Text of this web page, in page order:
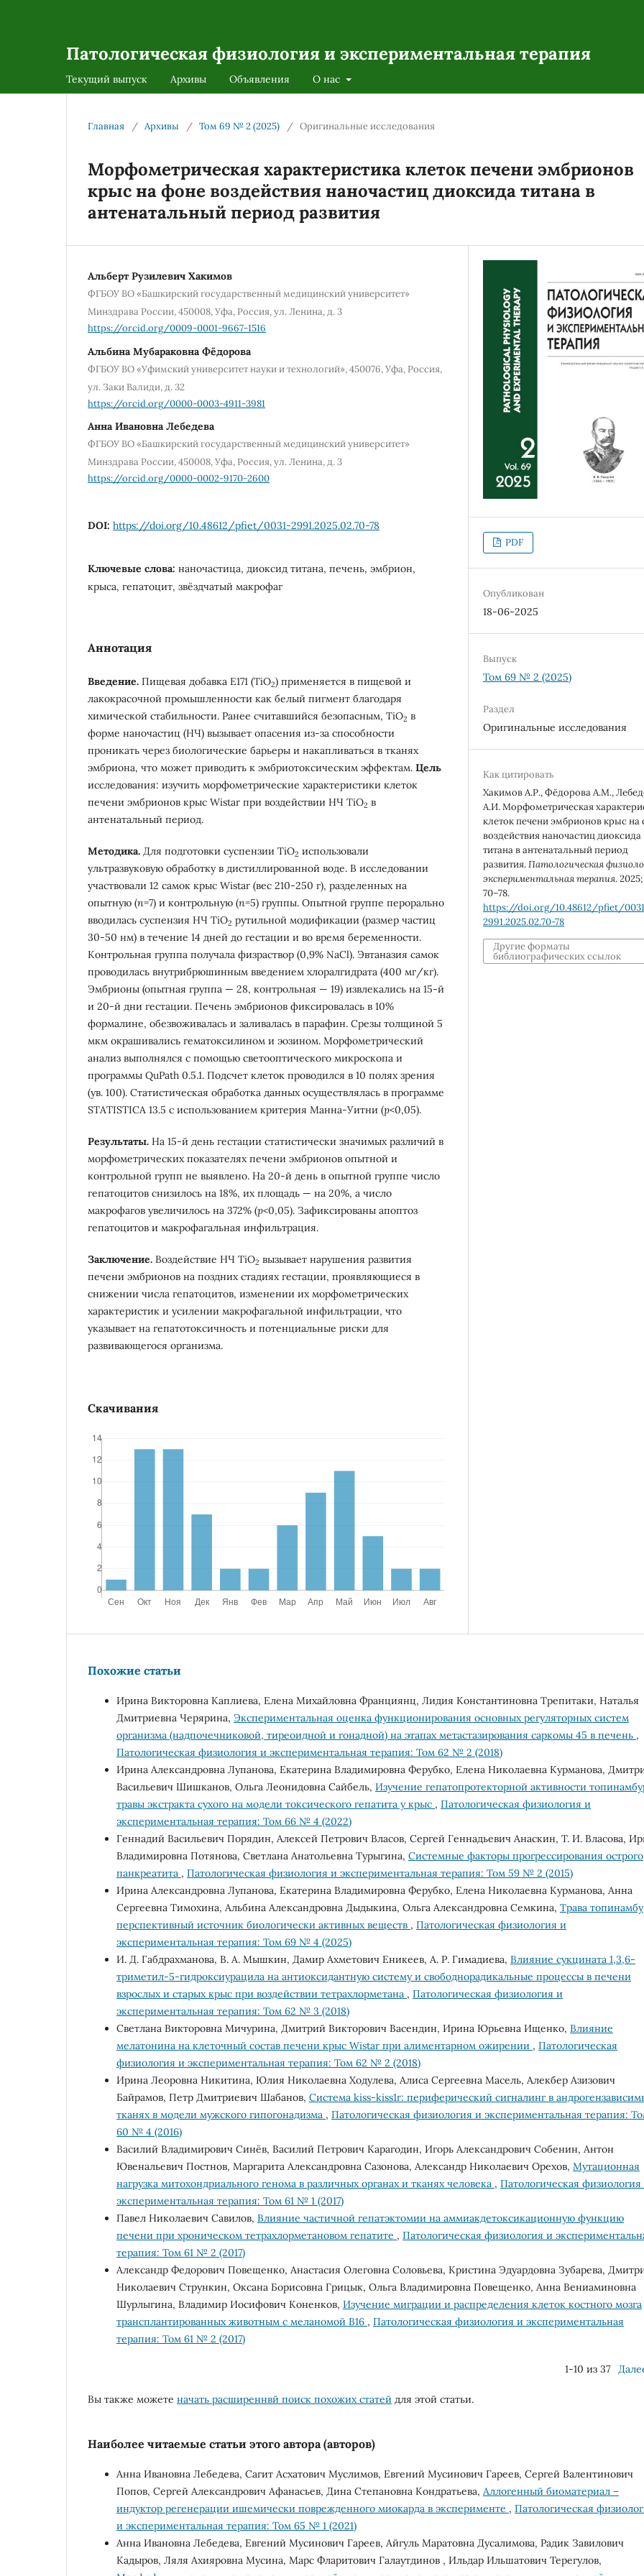
Патологическая физиология и экспериментальная терапия
Текущий выпуск Архивы Объявления О нас
Главная / Архивы / Том 69 № 2 (2025) / Оригинальные исследования
Морфометрическая характеристика клеток печени эмбрионов
крыс на фоне воздействия наночастиц диоксида титана в
антенатальный период развития
Альберт Рузилевич Хакимов
ФГБОУ ВО «Башкирский государственный медицинский университет»
Минздрава России, 450008, Уфа, Россия, ул. Ленина, д. 3
https://orcid.org/0009-0001-9667-1516
Альбина Мубараковна Фёдорова
ФГБОУ ВО «Уфимский университет науки и технологий», 450076, Уфа, Россия,
ул. Заки Валиди, д. 32
https://orcid.org/0000-0003-4911-3981
Анна Ивановна Лебедева
ФГБОУ ВО «Башкирский государственный медицинский университет»
Минздрава России, 450008, Уфа, Россия, ул. Ленина, д. 3
https://orcid.org/0000-0002-9170-2600
DOI: https://doi.org/10.48612/pfiet/0031-2991.2025.02.70-78
Ключевые слова: наночастица, диоксид титана, печень, эмбрион,
крыса, гепатоцит, звёздчатый макрофаг
Аннотация
Введение. Пищевая добавка Е171 (TiO2) применяется в пищевой и
лакокрасочной промышленности как белый пигмент благодаря
химической стабильности. Ранее считавшийся безопасным, TiO2 в
форме наночастиц (НЧ) вызывает опасения из-за способности
проникать через биологические барьеры и накапливаться в тканях
эмбриона, что может приводить к эмбриотоксическим эффектам. Цель
исследования: изучить морфометрические характеристики клеток
печени эмбрионов крыс Wistar при воздействии НЧ TiO2 в
антенатальный период.
Методика. Для подготовки суспензии TiO2 использовали
ультразвуковую обработку в дистиллированной воде. В исследовании
участвовали 12 самок крыс Wistar (вес 210-250 г), разделенных на
опытную (n=7) и контрольную (n=5) группы. Опытной группе перорально
вводилась суспензия НЧ TiO2 рутильной модификации (размер частиц
30-50 нм) в течение 14 дней до гестации и во время беременности.
Контрольная группа получала физраствор (0,9% NaCl). Эвтаназия самок
проводилась внутрибрюшинным введением хлоралгидрата (400 мг/кг).
Эмбрионы (опытная группа — 28, контрольная — 19) извлекались на 15-й
и 20-й дни гестации. Печень эмбрионов фиксировалась в 10%
формалине, обезвоживалась и заливалась в парафин. Срезы толщиной 5
мкм окрашивались гематоксилином и эозином. Морфометрический
анализ выполнялся с помощью светооптического микроскопа и
программы QuPath 0.5.1. Подсчет клеток проводился в 10 полях зрения
(ув. 100). Статистическая обработка данных осуществлялась в программе
STATISTICA 13.5 с использованием критерия Манна-Уитни (p<0,05).
Результаты. На 15-й день гестации статистически значимых различий в
морфометрических показателях печени эмбрионов опытной и
контрольной групп не выявлено. На 20-й день в опытной группе число
гепатоцитов снизилось на 18%, их площадь — на 20%, а число
макрофагов увеличилось на 372% (p<0,05). Зафиксированы апоптоз
гепатоцитов и макрофагальная инфильтрация.
Заключение. Воздействие НЧ TiO2 вызывает нарушения развития
печени эмбрионов на поздних стадиях гестации, проявляющиеся в
снижении числа гепатоцитов, изменении их морфометрических
характеристик и усилении макрофагальной инфильтрации, что
указывает на гепатотоксичность и потенциальные риски для
развивающегося организма.
Скачивания
PDF
Опубликован
18-06-2025
Выпуск
Том 69 № 2 (2025)
Раздел
Оригинальные исследования
Как цитировать
Хакимов А.Р., Фёдорова А.М.,
А.И. Морфометрическая
клеток печени эмбрионов крыс на
воздействия наночастиц диоксида
титана в антенатальный период
развития.Патологическая
экспериментальная терапия.
70–78.
https://doi.org/10.48612/pfiet/
2991.2025.02.70-78
Другие форматы
библиографических ссылок
Похожие статьи
Ирина Викторовна Каплиева, Елена Михайловна Франциянц, Лидия Константиновна Трепитаки, Наталья
Дмитриевна Черярина, Экспериментальная оценка функционирования основных регуляторных систем
организма (надпочечниковой, тиреоидной и гонадной) на этапах метастазирования саркомы 45 в печень ,
Патологическая физиология и экспериментальная терапия: Том 62 № 2 (2018)
Ирина Александровна Лупанова, Екатерина Владимировна Ферубко, Елена Николаевна Курманова,
Васильевич Шишканов, Ольга Леонидовна Сайбель, Изучение гепатопротекторной активности
травы экстракта сухого на модели токсического гепатита у крыс , Патологическая физиология и
экспериментальная терапия: Том 66 № 4 (2022)
Геннадий Васильевич Порядин, Алексей Петрович Власов, Сергей Геннадьевич Анаскин, Т. И. Власова,
Владимировна Потянова, Светлана Анатольевна Турыгина, Системные факторы прогрессирования острого
панкреатита , Патологическая физиология и экспериментальная терапия: Том 59 № 2 (2015)
Ирина Александровна Лупанова, Екатерина Владимировна Ферубко, Елена Николаевна Курманова, Анна
Сергеевна Тимохина, Альбина Александровна Дыдыкина, Ольга Александровна Семкина, Трава
перспективный источник биологически активных веществ , Патологическая физиология и
экспериментальная терапия: Том 69 № 4 (2025)
И. Д. Габдрахманова, В. А. Мышкин, Дамир Ахметович Еникеев, А. Р. Гимадиева, Влияние сукцината 1,3,6-
триметил-5-гидроксиурацила на антиоксидантную систему и свободнорадикальные процессы в печени
взрослых и старых крыс при воздействии тетрахлорметана , Патологическая физиология и
экспериментальная терапия: Том 62 № 3 (2018)
Светлана Викторовна Мичурина, Дмитрий Викторович Васендин, Ирина Юрьевна Ищенко, Влияние
мелатонина на клеточный состав печени крыс Wistar при алиментарном ожирении , Патологическая
физиология и экспериментальная терапия: Том 62 № 2 (2018)
Ирина Леоровна Никитина, Юлия Николаевна Ходулева, Алиса Сергеевна Масель, Алекбер Азизович
Байрамов, Петр Дмитриевич Шабанов, Система kiss-kiss1r: периферический сигналинг в
тканях в модели мужского гипогонадизма , Патологическая физиология и экспериментальная терапия:
60 № 4 (2016)
Василий Владимирович Синёв, Василий Петрович Карагодин, Игорь Александрович Собенин, Антон
Ювенальевич Постнов, Маргарита Александровна Сазонова, Александр Николаевич Орехов, Мутационная
нагрузка митохондриального генома в различных органах и тканях человека , Патологическая физиология
экспериментальная терапия: Том 61 № 1 (2017)
Павел Николаевич Савилов, Влияние частичной гепатэктомии на аммиакдетоксикационную функцию
печени при хроническом тетрахлорметановом гепатите , Патологическая физиология и
терапия: Том 61 № 2 (2017)
Александр Федорович Повещенко, Анастасия Олеговна Соловьева, Кристина Эдуардовна Зубарева,
Николаевич Стрункин, Оксана Борисовна Грицык, Ольга Владимировна Повещенко, Анна Вениаминовна
Шурлыгина, Владимир Иосифович Коненков, Изучение миграции и распределения клеток костного мозга
трансплантированных животным с меланомой В16 , Патологическая физиология и экспериментальная
терапия: Том 61 № 2 (2017)
1-10 из 37
Вы также можете начать расширеннвй поиск похожих статей для этой статьи.
Наиболее читаемые статьи этого автора (авторов)
Анна Ивановна Лебедева, Сагит Асхатович Муслимов, Евгений Мусинович Гареев, Сергей Валентинович
Попов, Сергей Александрович Афанасьев, Дина Степановна Кондратьева, Аллогенный биоматериал –
индуктор регенерации ишемически поврежденного миокарда в эксперименте , Патологическая
и экспериментальная терапия: Том 65 № 1 (2021)
Анна Ивановна Лебедева, Евгений Мусинович Гареев, Айгуль Маратовна Дусалимова, Радик Завилович
Кадыров, Ляля Ахияровна Мусина, Марс Фларитович Галаутдинов , Ильдар Ильшатович Терегулов,